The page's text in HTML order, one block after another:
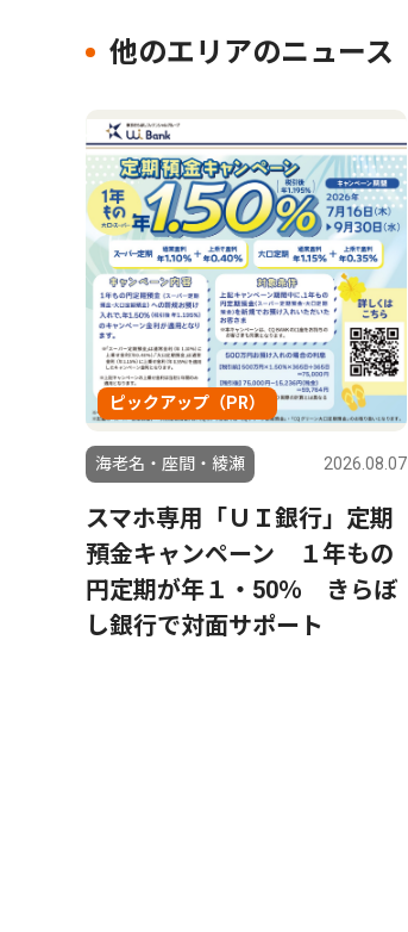
他のエリアのニュース
ピックアップ（PR）
海老名・座間・綾瀬 2026.08.07
スマホ専用「ＵＩ銀行」定期
預金キャンペーン １年もの
円定期が年１・50％ きらぼ
し銀行で対面サポート